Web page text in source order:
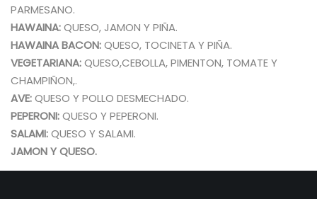
PARMESANO.
HAWAINA:QUESO, JAMON Y PIÑA.
HAWAINA BACON:QUESO, TOCINETA Y PIÑA.
VEGETARIANA:QUESO,CEBOLLA, PIMENTON, TOMATE Y
CHAMPIÑON,.
AVE:QUESO Y POLLO DESMECHADO.
PEPERONI:QUESO Y PEPERONI.
SALAMI:QUESO Y SALAMI.
JAMON Y QUESO.